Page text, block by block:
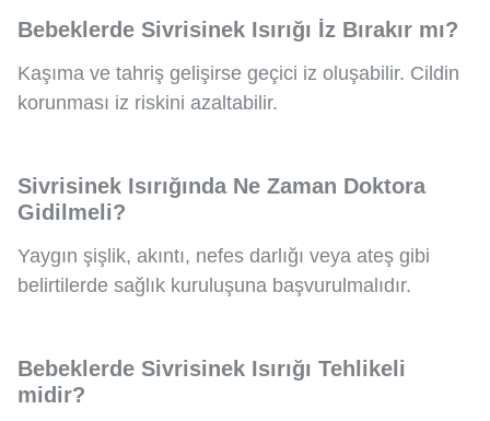
Bebeklerde Sivrisinek Isırığı İz Bırakır mı?
Kaşıma ve tahriş gelişirse geçici iz oluşabilir. Cildin
korunması iz riskini azaltabilir.
Sivrisinek Isırığında Ne Zaman Doktora
Gidilmeli?
Yaygın şişlik, akıntı, nefes darlığı veya ateş gibi
belirtilerde sağlık kuruluşuna başvurulmalıdır.
Bebeklerde Sivrisinek Isırığı Tehlikeli
midir?